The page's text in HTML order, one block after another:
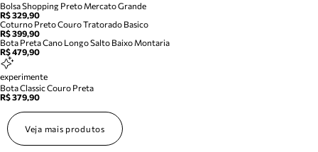
Bolsa Shopping Preto Mercato Grande
R$ 329,90
Coturno Preto Couro Tratorado Basico
R$ 399,90
Bota Preta Cano Longo Salto Baixo Montaria
R$ 479,90
experimente
Bota Classic Couro Preta
R$ 379,90
Veja mais produtos